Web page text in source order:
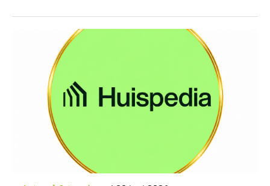
data en klantgedrag om teams betere beslissingen te
laten nemen. Rabobank was dit jaar een van de…